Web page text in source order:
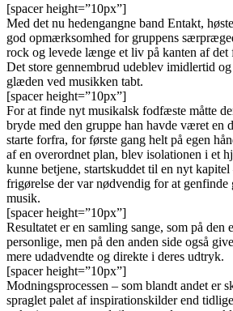
[spacer height=”10px”]
Med det nu hedengangne band Entakt,
god opmærksomhed for gruppens
rock og levede længe et liv på kanten af
Det store gennembrud udeblev imidlertid
glæden ved musikken tabt.
[spacer height=”10px”]
For at finde nyt musikalsk fodfæste måtte
bryde med den gruppe han havde været en
starte forfra, for første gang helt på egen
af en overordnet plan, blev isolationen i et
kunne betjene, startskuddet til en nyt
frigørelse der var nødvendig for at genfinde
musik.
[spacer height=”10px”]
Resultatet er en samling sange, som på den
personlige, men på den anden side også
mere udadvendte og direkte i deres udtryk.
[spacer height=”10px”]
Modningsprocessen – som blandt andet er
spraglet palet af inspirationskilder end